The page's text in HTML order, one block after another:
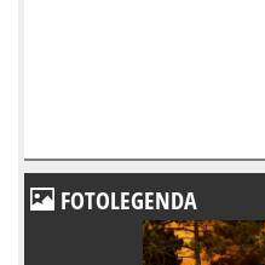
FOTOLEGENDA